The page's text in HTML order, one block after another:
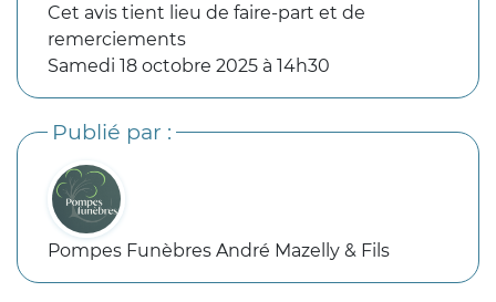
Cet avis tient lieu de faire-part et de
remerciements
Samedi 18 octobre 2025 à 14h30
Publié par :
Pompes Funèbres André Mazelly & Fils